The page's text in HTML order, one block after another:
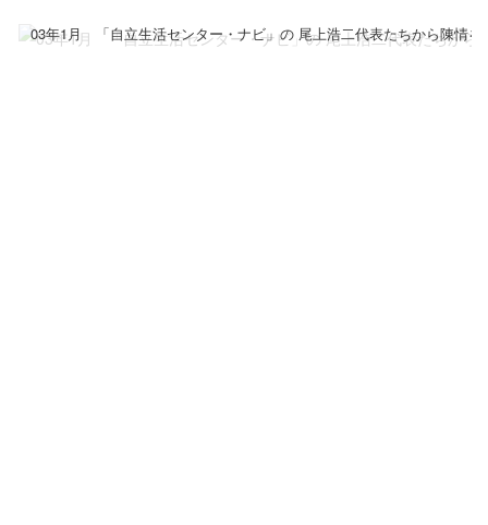
03年1月 「自立生活センター・ナビ」の 尾上浩二代表たちから陳情を